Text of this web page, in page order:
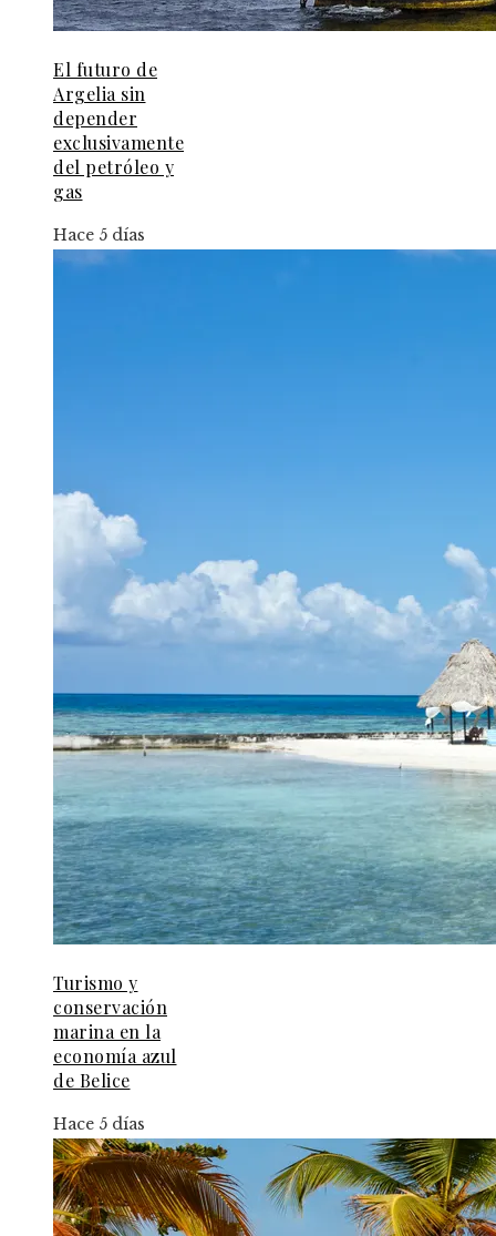
El futuro de
Argelia sin
depender
exclusivamente
del petróleo y
gas
Hace 5 días
Turismo y
conservación
marina en la
economía azul
de Belice
Hace 5 días